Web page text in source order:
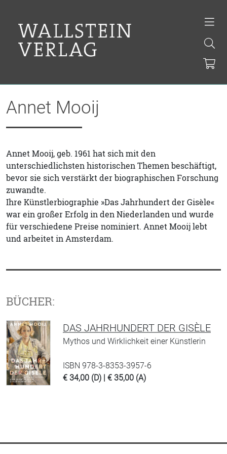
Annet Mooij
Annet Mooij, geb. 1961 hat sich mit den
unterschiedlichsten historischen Themen beschäftigt,
bevor sie sich verstärkt der biographischen Forschung
zuwandte.
Ihre Künstlerbiographie »Das Jahrhundert der Gisèle«
war ein großer Erfolg in den Niederlanden und wurde
für verschiedene Preise nominiert. Annet Mooij lebt
und arbeitet in Amsterdam.
BÜCHER:
DAS JAHRHUNDERT DER GISÈLE
Mythos und Wirklichkeit einer Künstlerin
ISBN 978-3-8353-3957-6
€ 34,00 (D) | € 35,00 (A)